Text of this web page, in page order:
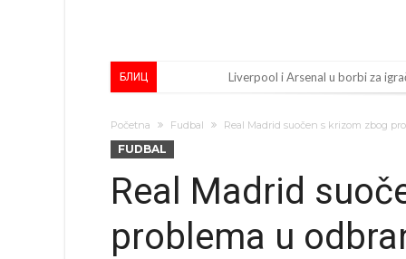
БЛИЦ Liverpool i Arsenal u borbi za
Ko je uvjerio Rodrija da izabere
Ulazim na stadion da raznesem
Početna Fudbal Real Madrid suočen s krizom zbog
FUDBAL
Real Madrid
problema u